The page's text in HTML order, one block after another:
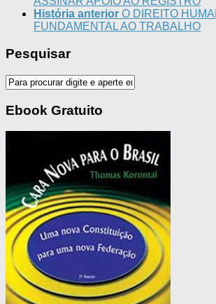
História anterior O DIREITO
FUNDAMENTAL AO TRABALHO
Pesquisar
Ebook Gratuito